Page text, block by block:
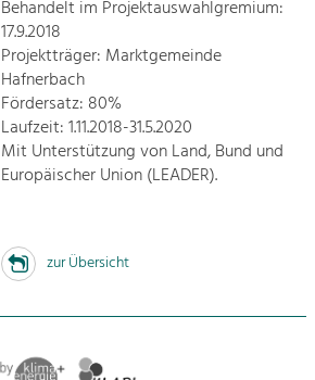
Behandelt im Projektauswahlgremium:
17.9.2018
Projektträger: Marktgemeinde
Hafnerbach
Fördersatz: 80%
Laufzeit: 1.11.2018-31.5.2020
Mit Unterstützung von Land, Bund und
Europäischer Union (LEADER).
zur Übersicht